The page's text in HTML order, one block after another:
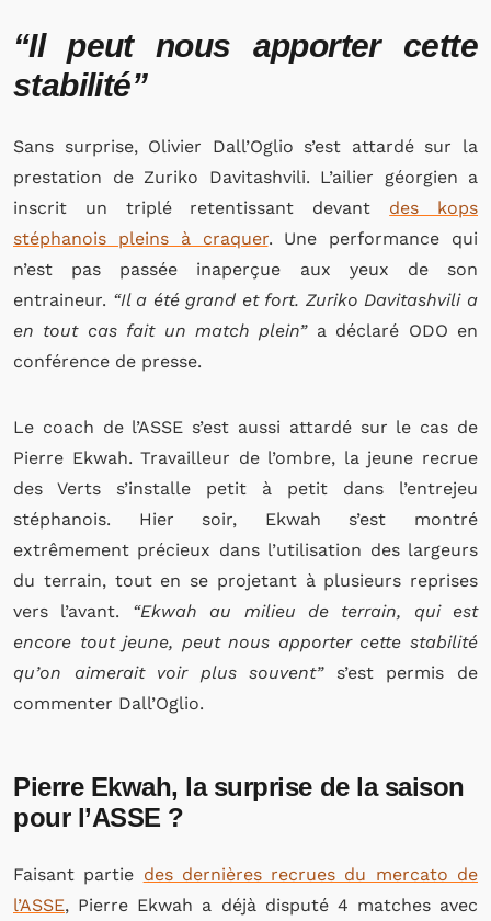
“Il peut nous apporter cette
stabilité”
Sans surprise, Olivier Dall’Oglio s’est attardé sur la
prestation de Zuriko Davitashvili. L’ailier géorgien a
inscrit un triplé retentissant devant des kops
stéphanois pleins à craquer. Une performance qui
n’est pas passée inaperçue aux yeux de son
entraineur. “Il a été grand et fort. Zuriko Davitashvili a
en tout cas fait un match plein”a déclaré ODO en
conférence de presse.
Le coach de l’ASSE s’est aussi attardé sur le cas de
Pierre Ekwah. Travailleur de l’ombre, la jeune recrue
des Verts s’installe petit à petit dans l’entrejeu
stéphanois. Hier soir, Ekwah s’est montré
extrêmement précieux dans l’utilisation des largeurs
du terrain, tout en se projetant à plusieurs reprises
vers l’avant. “Ekwah au milieu de terrain, qui est
encore tout jeune, peut nous apporter cette stabilité
qu’on aimerait voir plus souvent”s’est permis de
commenter Dall’Oglio.
Pierre Ekwah, la surprise de la saison
pour l’ASSE ?
Faisant partie des dernières recrues du mercato de
l’ASSE, Pierre Ekwah a déjà disputé 4 matches avec